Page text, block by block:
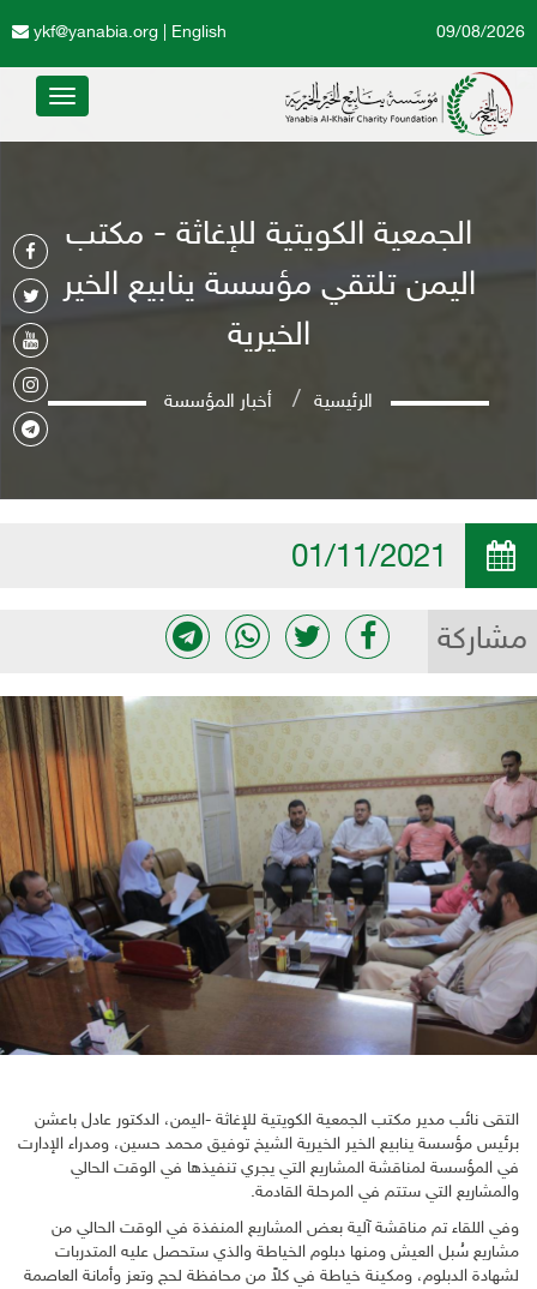
English
ykf@yanabia.org 09/08/2026
Toggle
الجمعية الكويتية للإغاثة - مكتب
اليمن تلتقي مؤسسة ينابيع الخير
الخيرية
الرئيسية أخبار المؤسسة
مشاركة
التقى نائب مدير مكتب الجمعية الكويتية للإغاثة -اليمن، الدكتور عادل باعشن
برئيس مؤسسة ينابيع الخير الخيرية الشيخ توفيق محمد حسين، ومدراء الإدارت
في المؤسسة لمناقشة المشاريع التي يجري تنفيذها في الوقت الحالي
والمشاريع التي ستتم في المرحلة القادمة.
وفي اللقاء تم مناقشة آلية بعض المشاريع المنفذة في الوقت الحالي من
مشاريع سُبل العيش ومنها دبلوم الخياطة والذي ستحصل عليه المتدربات
لشهادة الدبلوم، ومكينة خياطة في كلاً من محافظة لحج وتعز وأمانة العاصمة